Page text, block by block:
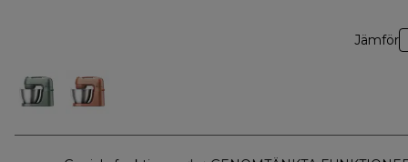
Jämför